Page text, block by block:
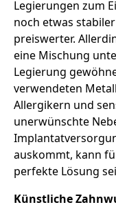
Legierungen zum
noch etwas
preiswerter.
eine Mischung
Legierung
verwendeten
Allergikern und
unerwünschte
auskommt, kann
perfekte Lösung
Künstliche